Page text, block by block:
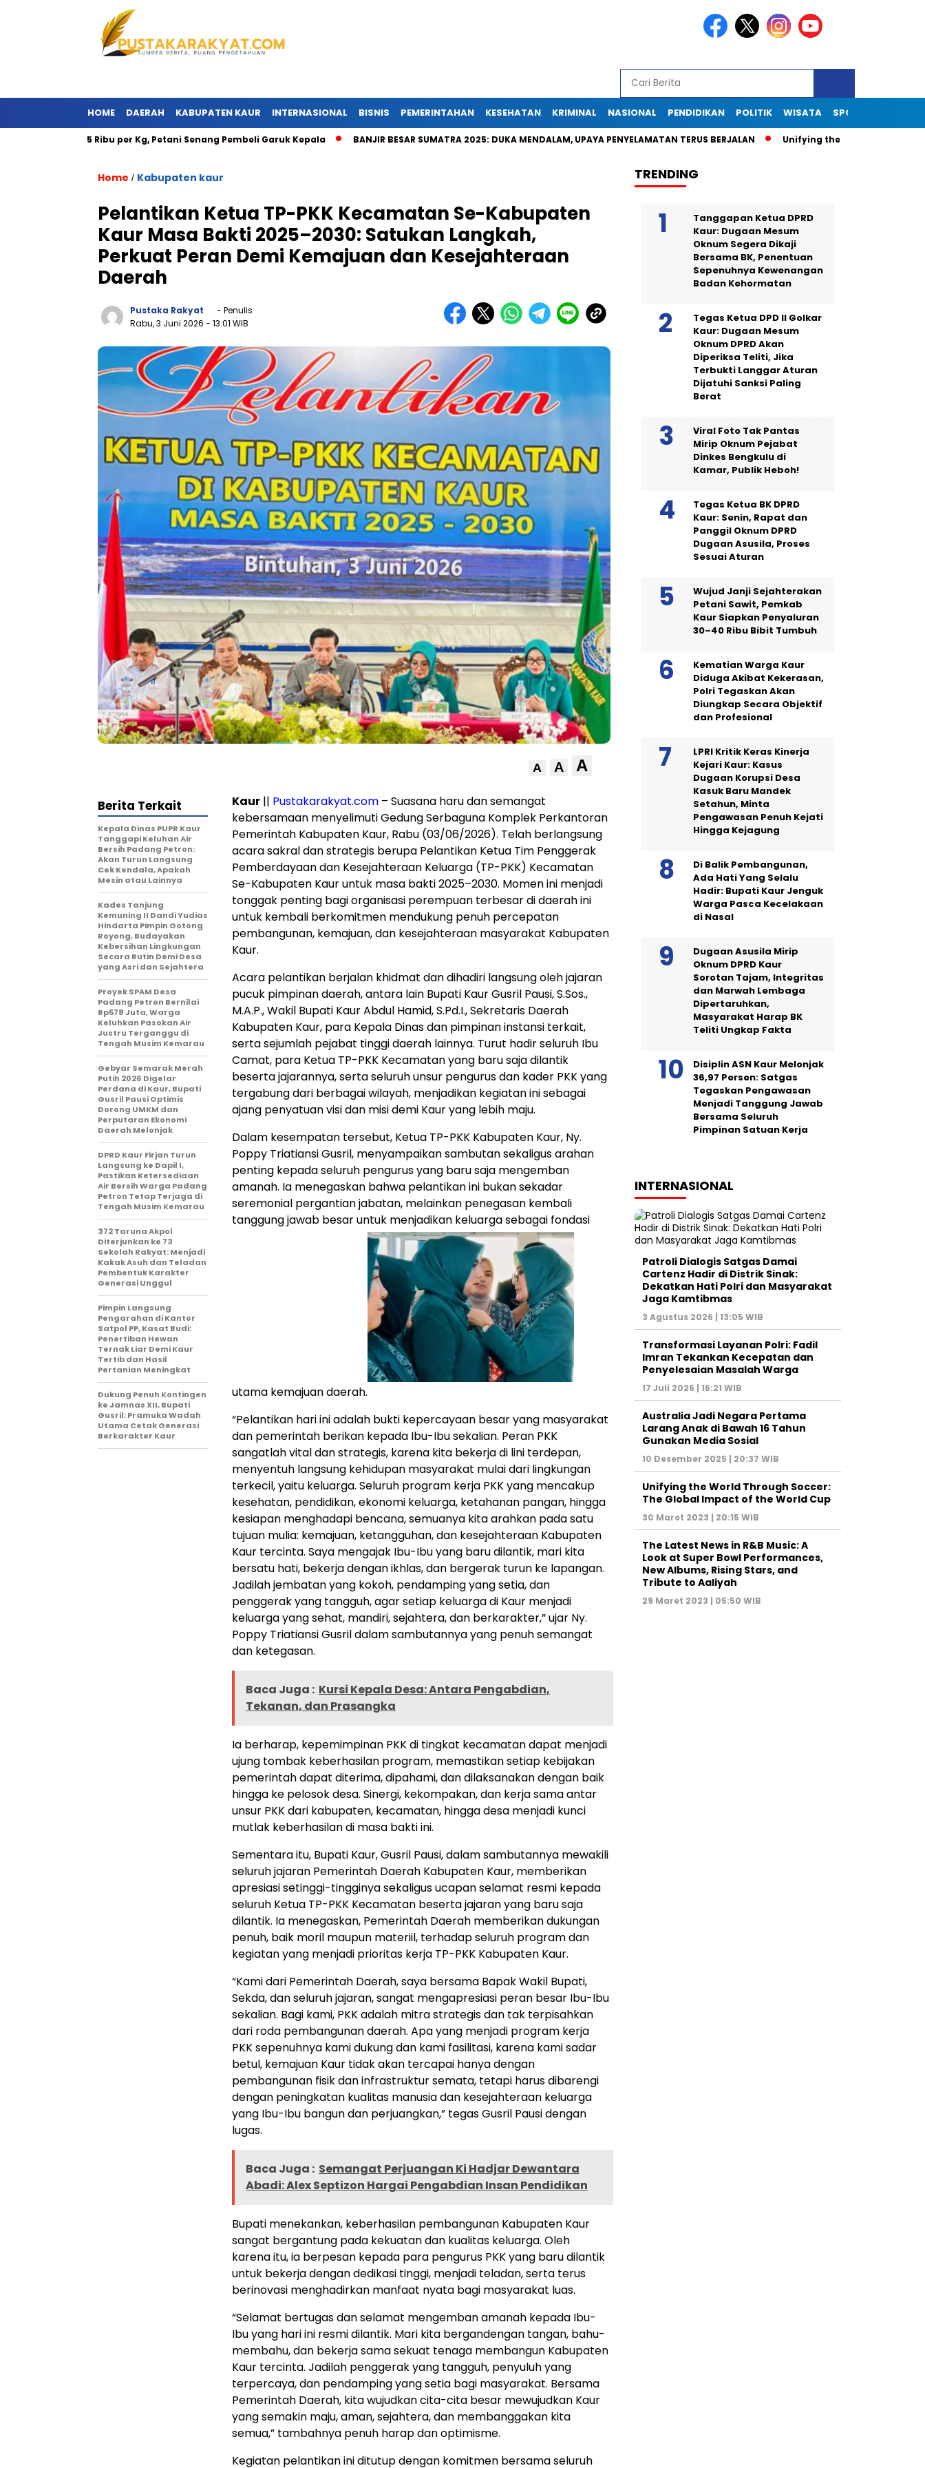
HOME DAERAH KABUPATEN KAUR INTERNASIONAL BISNIS PEMERINTAHAN KESEHATAN KRIMINAL NASIONAL PENDIDIKAN POLITIK WISATA SPORT
Rp75 Ribu per Kg, Petani Senang Pembeli Garuk Kepala BANJIR BESAR SUMATRA 2025: DUKA MENDALAM, UPAYA PENYELAMATAN TERUS BERJALAN Unifying the World Through Soccer:
Home / Kabupaten kaur
Pelantikan Ketua TP-PKK Kecamatan Se-Kabupaten
Kaur Masa Bakti 2025–2030: Satukan Langkah,
Perkuat Peran Demi Kemajuan dan Kesejahteraan
Daerah
Pustaka Rakyat
- Penulis
Rabu, 3 Juni 2026 - 13:01 WIB
A A A
Kaur || Pustakarakyat.com – Suasana haru dan semangat
kebersamaan menyelimuti Gedung Serbaguna Komplek Perkantoran
Pemerintah Kabupaten Kaur, Rabu (03/06/2026). Telah berlangsung
acara sakral dan strategis berupa Pelantikan Ketua Tim Penggerak
Pemberdayaan dan Kesejahteraan Keluarga (TP-PKK) Kecamatan
Se-Kabupaten Kaur untuk masa bakti 2025–2030. Momen ini menjadi
tonggak penting bagi organisasi perempuan terbesar di daerah ini
untuk kembali berkomitmen mendukung penuh percepatan
pembangunan, kemajuan, dan kesejahteraan masyarakat Kabupaten
Kaur.
Acara pelantikan berjalan khidmat dan dihadiri langsung oleh jajaran
pucuk pimpinan daerah, antara lain Bupati Kaur Gusril Pausi, S.Sos.,
M.A.P., Wakil Bupati Kaur Abdul Hamid, S.Pd.I., Sekretaris Daerah
Kabupaten Kaur, para Kepala Dinas dan pimpinan instansi terkait,
serta sejumlah pejabat tinggi daerah lainnya. Turut hadir seluruh Ibu
Camat, para Ketua TP-PKK Kecamatan yang baru saja dilantik
beserta jajarannya, serta seluruh unsur pengurus dan kader PKK yang
tergabung dari berbagai wilayah, menjadikan kegiatan ini sebagai
ajang penyatuan visi dan misi demi Kaur yang lebih maju.
Dalam kesempatan tersebut, Ketua TP-PKK Kabupaten Kaur, Ny.
Poppy Triatiansi Gusril, menyampaikan sambutan sekaligus arahan
penting kepada seluruh pengurus yang baru saja mengemban
amanah. Ia menegaskan bahwa pelantikan ini bukan sekadar
seremonial pergantian jabatan, melainkan penegasan kembali
tanggung jawab besar untuk menjadikan keluarga sebagai fondasi
utama kemajuan daerah.
“Pelantikan hari ini adalah bukti kepercayaan besar yang masyarakat
dan pemerintah berikan kepada Ibu-Ibu sekalian. Peran PKK
sangatlah vital dan strategis, karena kita bekerja di lini terdepan,
menyentuh langsung kehidupan masyarakat mulai dari lingkungan
terkecil, yaitu keluarga. Seluruh program kerja PKK yang mencakup
kesehatan, pendidikan, ekonomi keluarga, ketahanan pangan, hingga
kesiapan menghadapi bencana, semuanya kita arahkan pada satu
tujuan mulia: kemajuan, ketangguhan, dan kesejahteraan Kabupaten
Kaur tercinta. Saya mengajak Ibu-Ibu yang baru dilantik, mari kita
bersatu hati, bekerja dengan ikhlas, dan bergerak turun ke lapangan.
Jadilah jembatan yang kokoh, pendamping yang setia, dan
penggerak yang tangguh, agar setiap keluarga di Kaur menjadi
keluarga yang sehat, mandiri, sejahtera, dan berkarakter,” ujar Ny.
Poppy Triatiansi Gusril dalam sambutannya yang penuh semangat
dan ketegasan.
Baca Juga : Kursi Kepala Desa: Antara Pengabdian,
Tekanan, dan Prasangka
Ia berharap, kepemimpinan PKK di tingkat kecamatan dapat menjadi
ujung tombak keberhasilan program, memastikan setiap kebijakan
pemerintah dapat diterima, dipahami, dan dilaksanakan dengan baik
hingga ke pelosok desa. Sinergi, kekompakan, dan kerja sama antar
unsur PKK dari kabupaten, kecamatan, hingga desa menjadi kunci
mutlak keberhasilan di masa bakti ini.
Sementara itu, Bupati Kaur, Gusril Pausi, dalam sambutannya mewakili
seluruh jajaran Pemerintah Daerah Kabupaten Kaur, memberikan
apresiasi setinggi-tingginya sekaligus ucapan selamat resmi kepada
seluruh Ketua TP-PKK Kecamatan beserta jajaran yang baru saja
dilantik. Ia menegaskan, Pemerintah Daerah memberikan dukungan
penuh, baik moril maupun materiil, terhadap seluruh program dan
kegiatan yang menjadi prioritas kerja TP-PKK Kabupaten Kaur.
“Kami dari Pemerintah Daerah, saya bersama Bapak Wakil Bupati,
Sekda, dan seluruh jajaran, sangat mengapresiasi peran besar Ibu-Ibu
sekalian. Bagi kami, PKK adalah mitra strategis dan tak terpisahkan
dari roda pembangunan daerah. Apa yang menjadi program kerja
PKK sepenuhnya kami dukung dan kami fasilitasi, karena kami sadar
betul, kemajuan Kaur tidak akan tercapai hanya dengan
pembangunan fisik dan infrastruktur semata, tetapi harus dibarengi
dengan peningkatan kualitas manusia dan kesejahteraan keluarga
yang Ibu-Ibu bangun dan perjuangkan,” tegas Gusril Pausi dengan
lugas.
Baca Juga : Semangat Perjuangan Ki Hadjar Dewantara
Abadi: Alex Septizon Hargai Pengabdian Insan Pendidikan
Bupati menekankan, keberhasilan pembangunan Kabupaten Kaur
sangat bergantung pada kekuatan dan kualitas keluarga. Oleh
karena itu, ia berpesan kepada para pengurus PKK yang baru dilantik
untuk bekerja dengan dedikasi tinggi, menjadi teladan, serta terus
berinovasi menghadirkan manfaat nyata bagi masyarakat luas.
“Selamat bertugas dan selamat mengemban amanah kepada Ibu-
Ibu yang hari ini resmi dilantik. Mari kita bergandengan tangan, bahu-
membahu, dan bekerja sama sekuat tenaga membangun Kabupaten
Kaur tercinta. Jadilah penggerak yang tangguh, penyuluh yang
terpercaya, dan pendamping yang setia bagi masyarakat. Bersama
Pemerintah Daerah, kita wujudkan cita-cita besar mewujudkan Kaur
yang semakin maju, aman, sejahtera, dan membanggakan kita
semua,” tambahnya penuh harap dan optimisme.
Kegiatan pelantikan ini ditutup dengan komitmen bersama seluruh
Berita Terkait
Kepala Dinas PUPR Kaur
Tanggapi Keluhan Air
Bersih Padang Petron:
Akan Turun Langsung
Cek Kendala, Apakah
Mesin atau Lainnya
Kades Tanjung
Kemuning II Dandi Yudias
Hindarta Pimpin Gotong
Royong, Budayakan
Kebersihan Lingkungan
Secara Rutin Demi Desa
yang Asri dan Sejahtera
Proyek SPAM Desa
Padang Petron Bernilai
Rp578 Juta, Warga
Keluhkan Pasokan Air
Justru Terganggu di
Tengah Musim Kemarau
Gebyar Semarak Merah
Putih 2026 Digelar
Perdana di Kaur, Bupati
Gusril Pausi Optimis
Dorong UMKM dan
Perputaran Ekonomi
Daerah Melonjak
DPRD Kaur Firjan Turun
Langsung ke Dapil I,
Pastikan Ketersediaan
Air Bersih Warga Padang
Petron Tetap Terjaga di
Tengah Musim Kemarau
372 Taruna Akpol
Diterjunkan ke 73
Sekolah Rakyat: Menjadi
Kakak Asuh dan Teladan
Pembentuk Karakter
Generasi Unggul
Pimpin Langsung
Pengarahan di Kantor
Satpol PP, Kasat Budi:
Penertiban Hewan
Ternak Liar Demi Kaur
Tertib dan Hasil
Pertanian Meningkat
Dukung Penuh Kontingen
ke Jamnas XII, Bupati
Gusril: Pramuka Wadah
Utama Cetak Generasi
Berkarakter Kaur
TRENDING
Tanggapan Ketua DPRD
Kaur: Dugaan Mesum
Oknum Segera Dikaji
Bersama BK, Penentuan
Sepenuhnya Kewenangan
Badan Kehormatan
Tegas Ketua DPD II Golkar
Kaur: Dugaan Mesum
Oknum DPRD Akan
Diperiksa Teliti, Jika
Terbukti Langgar Aturan
Dijatuhi Sanksi Paling
Berat
Viral Foto Tak Pantas
Mirip Oknum Pejabat
Dinkes Bengkulu di
Kamar, Publik Heboh!
Tegas Ketua BK DPRD
Kaur: Senin, Rapat dan
Panggil Oknum DPRD
Dugaan Asusila, Proses
Sesuai Aturan
Wujud Janji Sejahterakan
Petani Sawit, Pemkab
Kaur Siapkan Penyaluran
30–40 Ribu Bibit Tumbuh
Kematian Warga Kaur
Diduga Akibat Kekerasan,
Polri Tegaskan Akan
Diungkap Secara Objektif
dan Profesional
LPRI Kritik Keras Kinerja
Kejari Kaur: Kasus
Dugaan Korupsi Desa
Kasuk Baru Mandek
Setahun, Minta
Pengawasan Penuh Kejati
Hingga Kejagung
Di Balik Pembangunan,
Ada Hati Yang Selalu
Hadir: Bupati Kaur Jenguk
Warga Pasca Kecelakaan
di Nasal
Dugaan Asusila Mirip
Oknum DPRD Kaur
Sorotan Tajam, Integritas
dan Marwah Lembaga
Dipertaruhkan,
Masyarakat Harap BK
Teliti Ungkap Fakta
Disiplin ASN Kaur Melonjak
36,97 Persen: Satgas
Tegaskan Pengawasan
Menjadi Tanggung Jawab
Bersama Seluruh
Pimpinan Satuan Kerja
INTERNASIONAL
Patroli Dialogis Satgas Damai
Cartenz Hadir di Distrik Sinak:
Dekatkan Hati Polri dan Masyarakat
Jaga Kamtibmas
3 Agustus 2026 | 13:05 WIB
Transformasi Layanan Polri: Fadil
Imran Tekankan Kecepatan dan
Penyelesaian Masalah Warga
17 Juli 2026 | 16:21 WIB
Australia Jadi Negara Pertama
Larang Anak di Bawah 16 Tahun
Gunakan Media Sosial
10 Desember 2025 | 20:37 WIB
Unifying the World Through Soccer:
The Global Impact of the World Cup
30 Maret 2023 | 20:15 WIB
The Latest News in R&B Music: A
Look at Super Bowl Performances,
New Albums, Rising Stars, and
Tribute to Aaliyah
29 Maret 2023 | 05:50 WIB